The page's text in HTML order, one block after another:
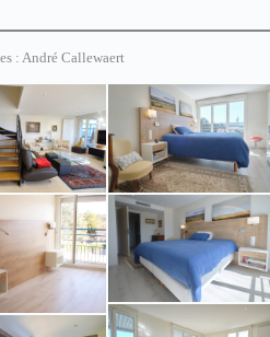
: André Callewaert